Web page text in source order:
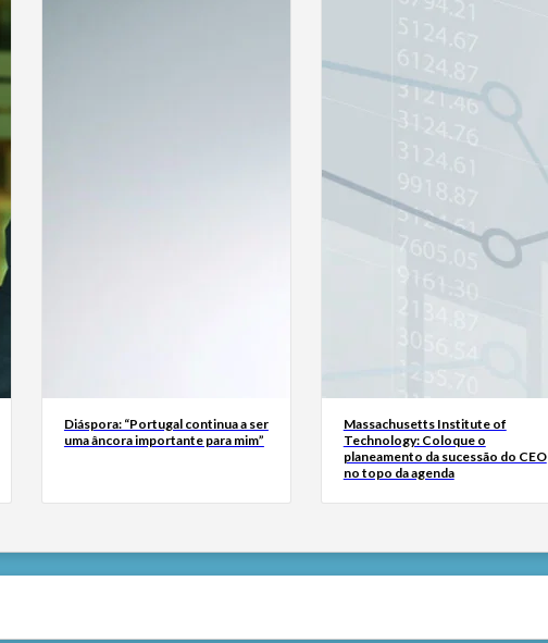
Diáspora: “Portugal continua a ser
uma âncora importante para mim”
Massachusetts Institute of
Technology: Coloque o
planeamento da sucessão do CEO
no topo da agenda